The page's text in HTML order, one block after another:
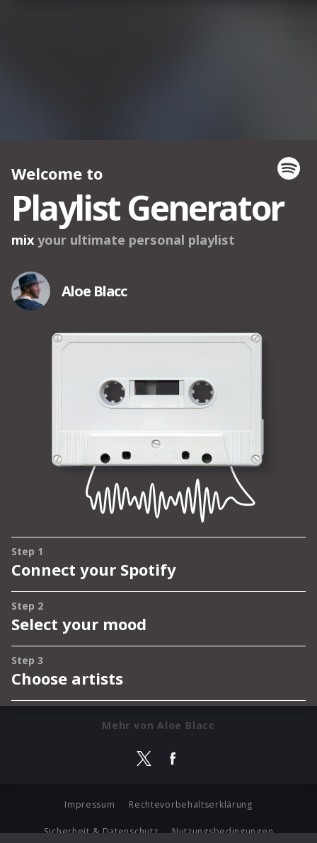
Mehr von Aloe Blacc
Impressum Rechtevorbehaltserklärung
Sicherheit & Datenschutz Nutzungsbedingungen